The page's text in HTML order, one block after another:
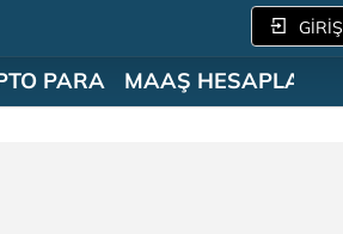
GİRİŞ
PARA MAAŞ HESAPLAMA